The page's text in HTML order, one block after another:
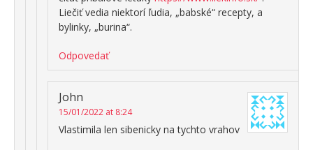
Liečiť vedia niektorí ľudia, „babské“ recepty, a
bylinky, „burina“.
Odpovedať
John
15/01/2022 at 8:24
Vlastimila len sibenicky na tychto vrahov